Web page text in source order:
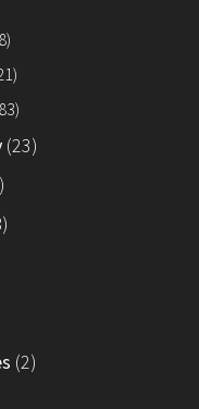
(23)
(2)